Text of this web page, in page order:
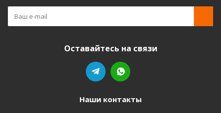
Оставайтесь на связи
Наши контакты